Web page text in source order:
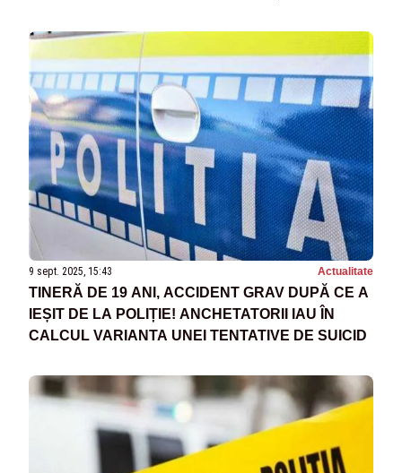
9 sept. 2025, 15:43 Actualitate
TINERĂ DE 19 ANI, ACCIDENT GRAV DUPĂ CE A
IEȘIT DE LA POLIȚIE! ANCHETATORII IAU ÎN
CALCUL VARIANTA UNEI TENTATIVE DE SUICID